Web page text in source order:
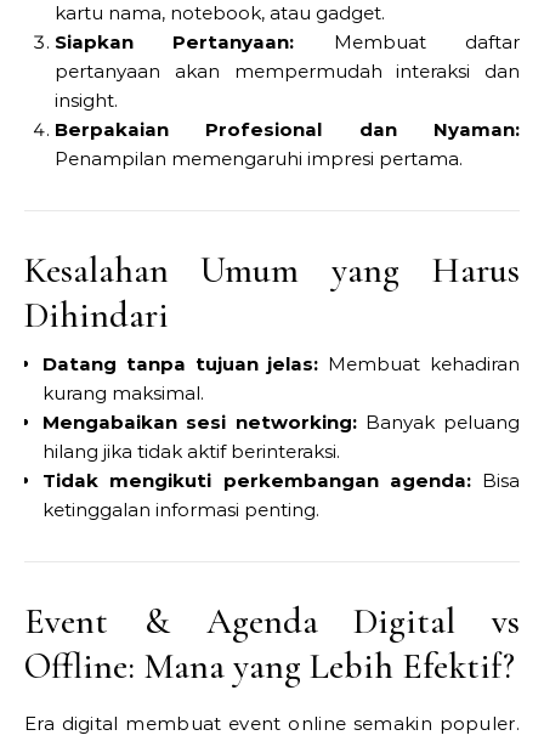
kartu nama, notebook, atau gadget.
Siapkan Pertanyaan: Membuat daftar
pertanyaan akan mempermudah interaksi dan
insight.
Berpakaian Profesional dan Nyaman:
Penampilan memengaruhi impresi pertama.
Kesalahan Umum yang Harus
Dihindari
Datang tanpa tujuan jelas: Membuat kehadiran
kurang maksimal.
Mengabaikan sesi networking:Banyak peluang
hilang jika tidak aktif berinteraksi.
Tidak mengikuti perkembangan agenda:Bisa
ketinggalan informasi penting.
Event & Agenda Digital vs
Offline: Mana yang Lebih Efektif?
Era digital membuat event online semakin populer.